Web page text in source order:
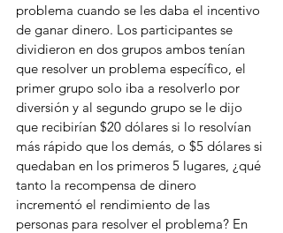
problema cuando se les daba el incentivo
de ganar dinero. Los participantes se
dividieron en dos grupos ambos tenían
que resolver un problema específico, el
primer grupo solo iba a resolverlo por
diversión y al segundo grupo se le dijo
que recibirían $20 dólares si lo resolvían
más rápido que los demás, o $5 dólares si
quedaban en los primeros 5 lugares, ¿qué
tanto la recompensa de dinero
incrementó el rendimiento de las
personas para resolver el problema? En